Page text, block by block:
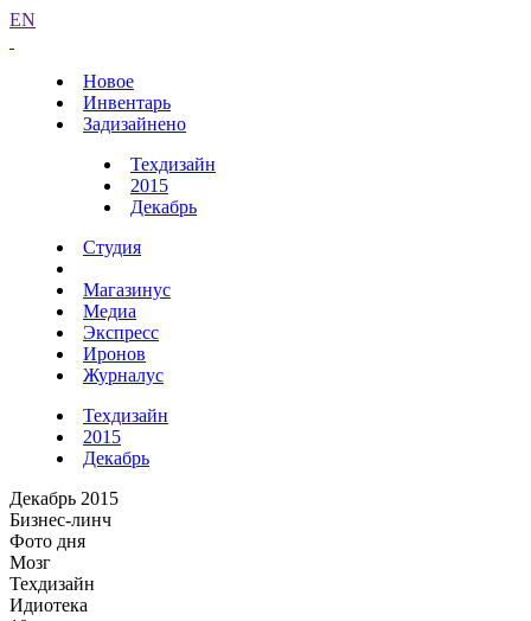
EN
Новое
Инвентарь
Задизайнено
Техдизайн
2015
Декабрь
Студия
Магазинус
Медиа
Экспресс
Иронов
Журналус
Техдизайн
2015
Декабрь
Декабрь 2015
Бизнес-линч
Фото дня
Мозг
Техдизайн
Идиотека